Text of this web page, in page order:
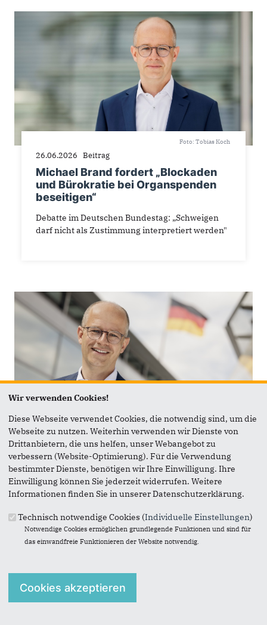
Foto: Tobias Koch
26.06.2026 Beitrag
Michael Brand fordert „Blockaden
und Bürokratie bei Organspenden
beseitigen“
Debatte im Deutschen Bundestag: „Schweigen
darf nicht als Zustimmung interpretiert werden"
24.06.2026 Beitrag
MdB Brand zur Renten-Kommission
„Das macht Mut - und ist Auftrag, Notwendiges
mutig anzupacken!“
Aktuelles auf Instagram
Wir verwenden Cookies!
Diese Webseite verwendet Cookies, die notwendig sind, um die
Webseite zu nutzen. Weiterhin verwenden wir Dienste von
Drittanbietern, die uns helfen, unser Webangebot zu
verbessern (Website-Optimierung). Für die Verwendung
bestimmter Dienste, benötigen wir Ihre Einwilligung. Ihre
Einwilligung können Sie jederzeit widerrufen. Weitere
Informationen finden Sie in unserer Datenschutzerklärung.
Technisch notwendige Cookies (Individuelle Einstellungen)
Notwendige Cookies ermöglichen grundlegende Funktionen und sind für
das einwandfreie Funktionieren der Website notwendig.